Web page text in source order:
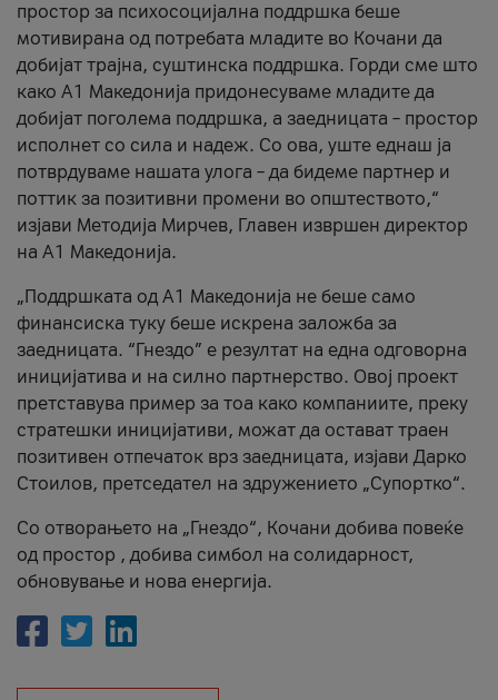
простор за психосоцијална поддршка беше
мотивирана од потребата младите во Кочани да
добијат трајна, суштинска поддршка. Горди сме што
како А1 Македонија придонесуваме младите да
добијат поголема поддршка, а заедницата – простор
исполнет со сила и надеж. Со ова, уште еднаш ја
потврдуваме нашата улога – да бидеме партнер и
поттик за позитивни промени во општеството,“
изјави Методија Мирчев, Главен извршен директор
на А1 Македонија.
„Поддршката од А1 Македонија не беше само
финансиска туку беше искрена заложба за
заедницата. “Гнездо” е резултат на една одговорна
иницијатива и на силно партнерство. Овој проект
претставува пример за тоа како компаниите, преку
стратешки иницијативи, можат да остават траен
позитивен отпечаток врз заедницата, изјави Дарко
Стоилов, претседател на здружението „Супортко“.
Со отворањето на „Гнездо“, Кочани добива повеќе
од простор , добива симбол на солидарност,
обновување и нова енергија.